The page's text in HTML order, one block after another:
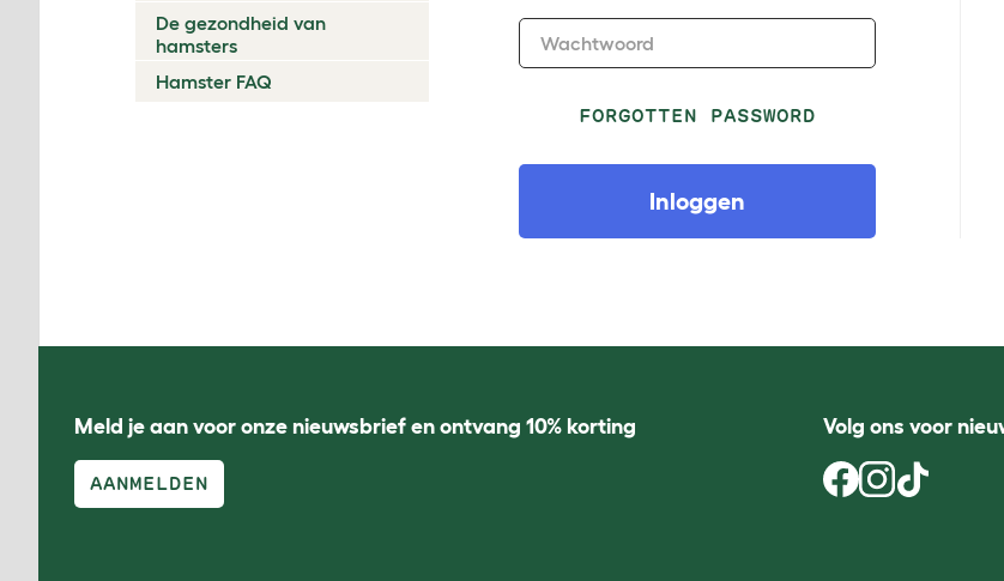
De gezondheid van
hamsters
Hamster FAQ
Wachtwoord
FORGOTTEN PASSWORD
Inloggen
Meld je aan voor onze nieuwsbrief en ontvang 10% korting
AANMELDEN
Volg ons voor